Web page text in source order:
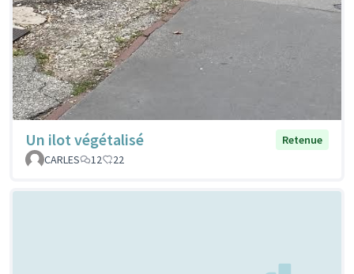
Un ilot végétalisé
Retenue
CARLES
12 22